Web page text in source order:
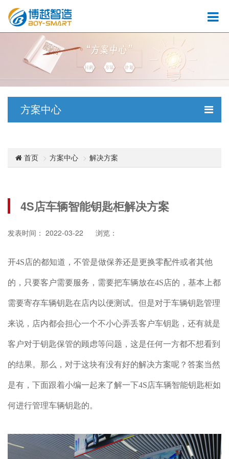
方案中心
首页 方案中心 解决方案
4S店车辆智能钥匙柜解决方案
发表时间： 2022-03-22 浏览：
开4S店的都知道，不管是做保养还是更换零配件或者其他
的，只要客户需要服务，需要把车辆放在4S店的，基本上都
需要寄存车辆钥匙在店内以便测试。但是对于车辆钥匙管理
来说，店内都会担心一个不小心弄丢客户车钥匙，还有就是
客户对于钥匙保管的顾虑等问题，这是任何一方都不想看到
的结果。那么，对于这块有没有好的解决方案呢？答案当然
是有，下面跟着小编一起来了解一下4S店车辆智能钥匙柜如
何进行管理车辆钥匙的。